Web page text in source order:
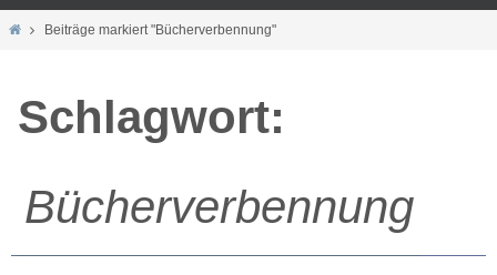
HomeBeiträge markiert "Bücherverbennung"
Schlagwort:
Bücherverbennung